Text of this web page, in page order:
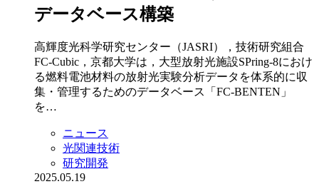
データベース構築
高輝度光科学研究センター（JASRI），技術研究組合
FC-Cubic，京都大学は，大型放射光施設SPring-8におけ
る燃料電池材料の放射光実験分析データを体系的に収
集・管理するためのデータベース「FC-BENTEN」
を…
ニュース
光関連技術
研究開発
2025.05.19